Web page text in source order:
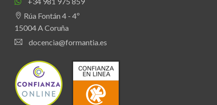
Rúa Fontán 4 - 4º
15004 A Coruña
docencia@formantia.es